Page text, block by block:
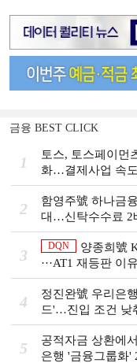
금융 BEST CLICK
1
토스, 토스페이먼
화…결제사업 속
2
함영주號 하나금
대…신탁수수료 2
비즈니스 돋보기]
3
DQN
양종희號
···AT1 재등판 이
Review]]
4
정진완號 우리은
드'…진입 조건 낮
머니무브 대응 전
5
공적자금 상환에
은행 '금융그룹화'